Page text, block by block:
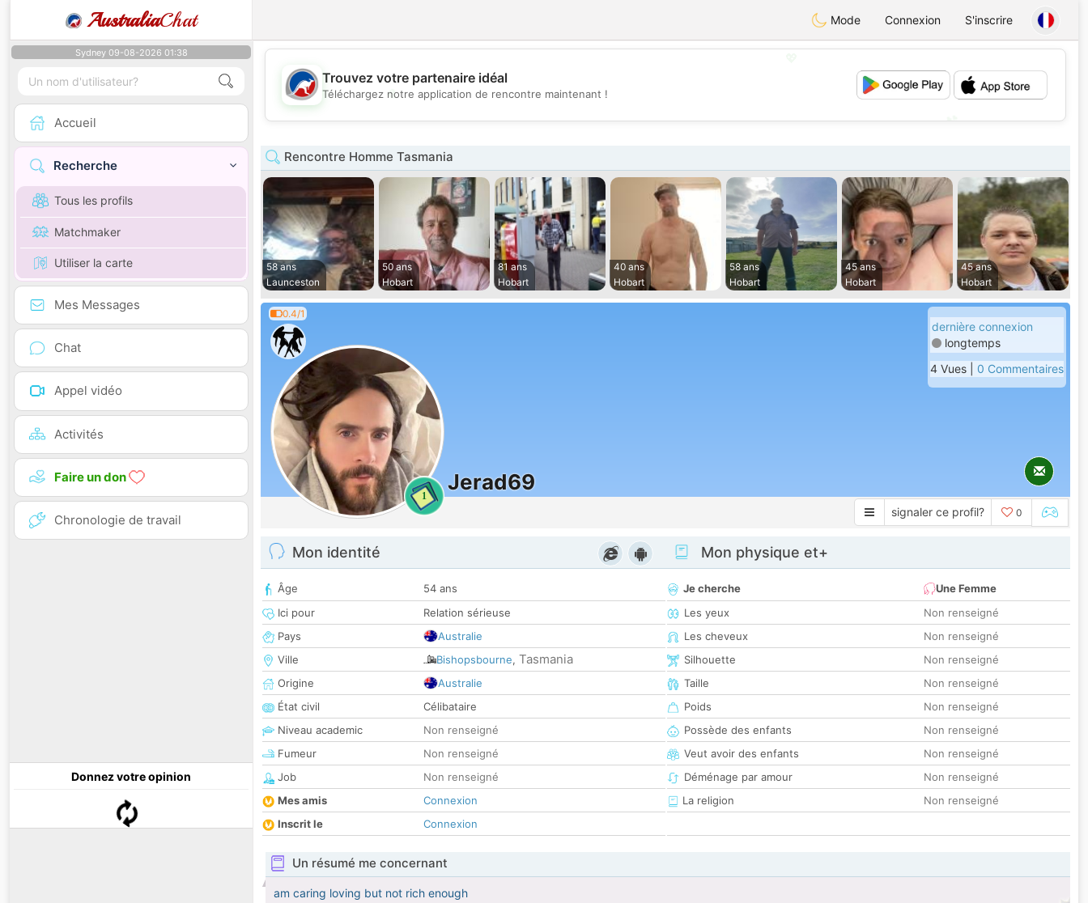
AustraliaChat Mode Connexion S'inscrire
Sydney 09-08-2026 01:38
Accueil
Recherche
Tous les profils
Matchmaker
Utiliser la carte
Mes Messages
Chat
Appel vidéo
Activités
Faire un don
Chronologie de travail
Donnez votre opinion
💖
💕
Trouvez votre partenaire idéal
Téléchargez notre application de rencontre maintenant !
Rencontre Homme Tasmania
58 ans
Launceston
50 ans
Hobart
81 ans
Hobart
40 ans
Hobart
58 ans
Hobart
45 ans
Hobart
45 ans
Hobart
0.4/1
1
Jerad69
dernière connexion
longtemps
4 Vues | 0 Commentaires
signaler ce profil? 0
Mon identité
Âge
54 ans
Ici pour
Relation sérieuse
Pays
Australie
Ville
Bishopsbourne, Tasmania
Origine
Australie
État civil
Célibataire
Niveau academic
Non renseigné
Fumeur
Non renseigné
Job
Non renseigné
Mes amis
Connexion
Inscrit le
Connexion
Mon physique et+
Je cherche
Une Femme
Les yeux
Non renseigné
Les cheveux
Non renseigné
Silhouette
Non renseigné
Taille
Non renseigné
Poids
Non renseigné
Possède des enfants
Non renseigné
Veut avoir des enfants
Non renseigné
Déménage par amour
Non renseigné
La religion
Non renseigné
Un résumé me concernant
am caring loving but not rich enough